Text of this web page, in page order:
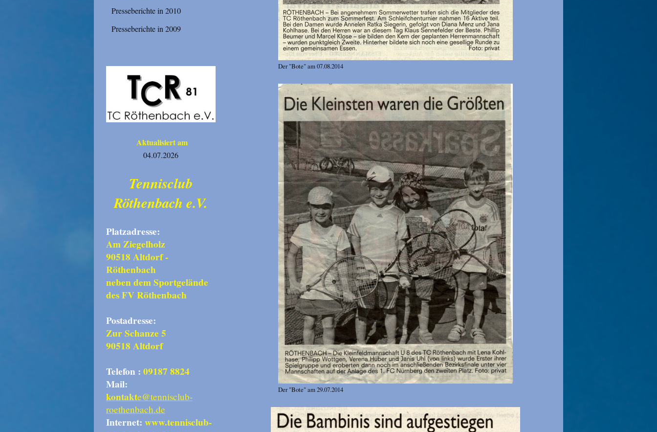
Der "Bote" am 07.08.2014
Der "Bote" am 29.07.2014
Presseberichte in 2010
Presseberichte in 2009
Aktualisiert am
04.07.2026
Tennisclub
Röthenbach e.V.
Platzadresse:
Am Ziegelholz
90518 Altdorf -
Röthenbach
neben dem Sportgelände
des FV Röthenbach
Postadresse:
Zur Schanze 5
90518 Altdorf
Telefon : 09187 8824
Mail:
kontakte@tennisclub-
roethenbach.de
Internet: www.tennisclub-